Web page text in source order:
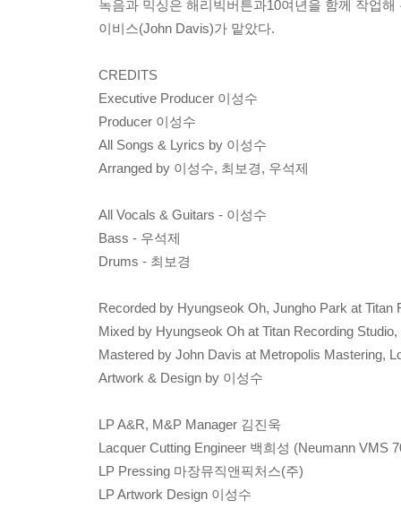
녹음과 믹싱은 해리빅버튼과10여년을 함께 작업
이비스(John Davis)가 맡았다.
CREDITS
Executive Producer 이성수
Producer 이성수
All Songs & Lyrics by 이성수
Arranged by 이성수, 최보경, 우석제
All Vocals & Guitars - 이성수
Bass - 우석제
Drums - 최보경
Recorded by Hyungseok Oh, Jungho Park at Titan
Mixed by Hyungseok Oh at Titan Recording Studio,
Mastered by John Davis at Metropolis Mastering,
Artwork & Design by 이성수
LP A&R, M&P Manager 김진욱
Lacquer Cutting Engineer 백희성 (Neumann VMS
LP Pressing 마장뮤직앤픽처스(주)
LP Artwork Design 이성수